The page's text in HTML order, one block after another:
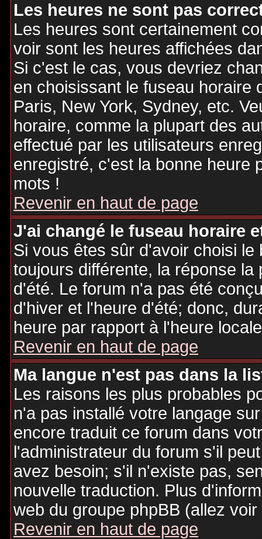
Les heures ne sont pas
Les heures sont certainement
voir sont les heures affichées
Si c'est le cas, vous devriez
en choisissant le fuseau horaire
Paris, New York, Sydney, etc.
horaire, comme la plupart des
effectué par les utilisateurs
enregistré, c'est la bonne heure
mots !
Revenir en haut de page
J'ai changé le fuseau horaire
Si vous êtes sûr d'avoir choisi
toujours différente, la réponse
d'été. Le forum n'a pas été
d'hiver et l'heure d'été; donc,
heure par rapport à l'heure
Revenir en haut de page
Ma langue n'est pas dans la
Les raisons les plus probables
n'a pas installé votre langage
encore traduit ce forum dans
l'administrateur du forum s'il
avez besoin; s'il n'existe pas,
nouvelle traduction. Plus
web du groupe phpBB (allez
Revenir en haut de page